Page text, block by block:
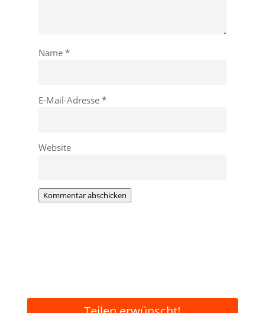
Name *
E-Mail-Adresse *
Website
Kommentar abschicken